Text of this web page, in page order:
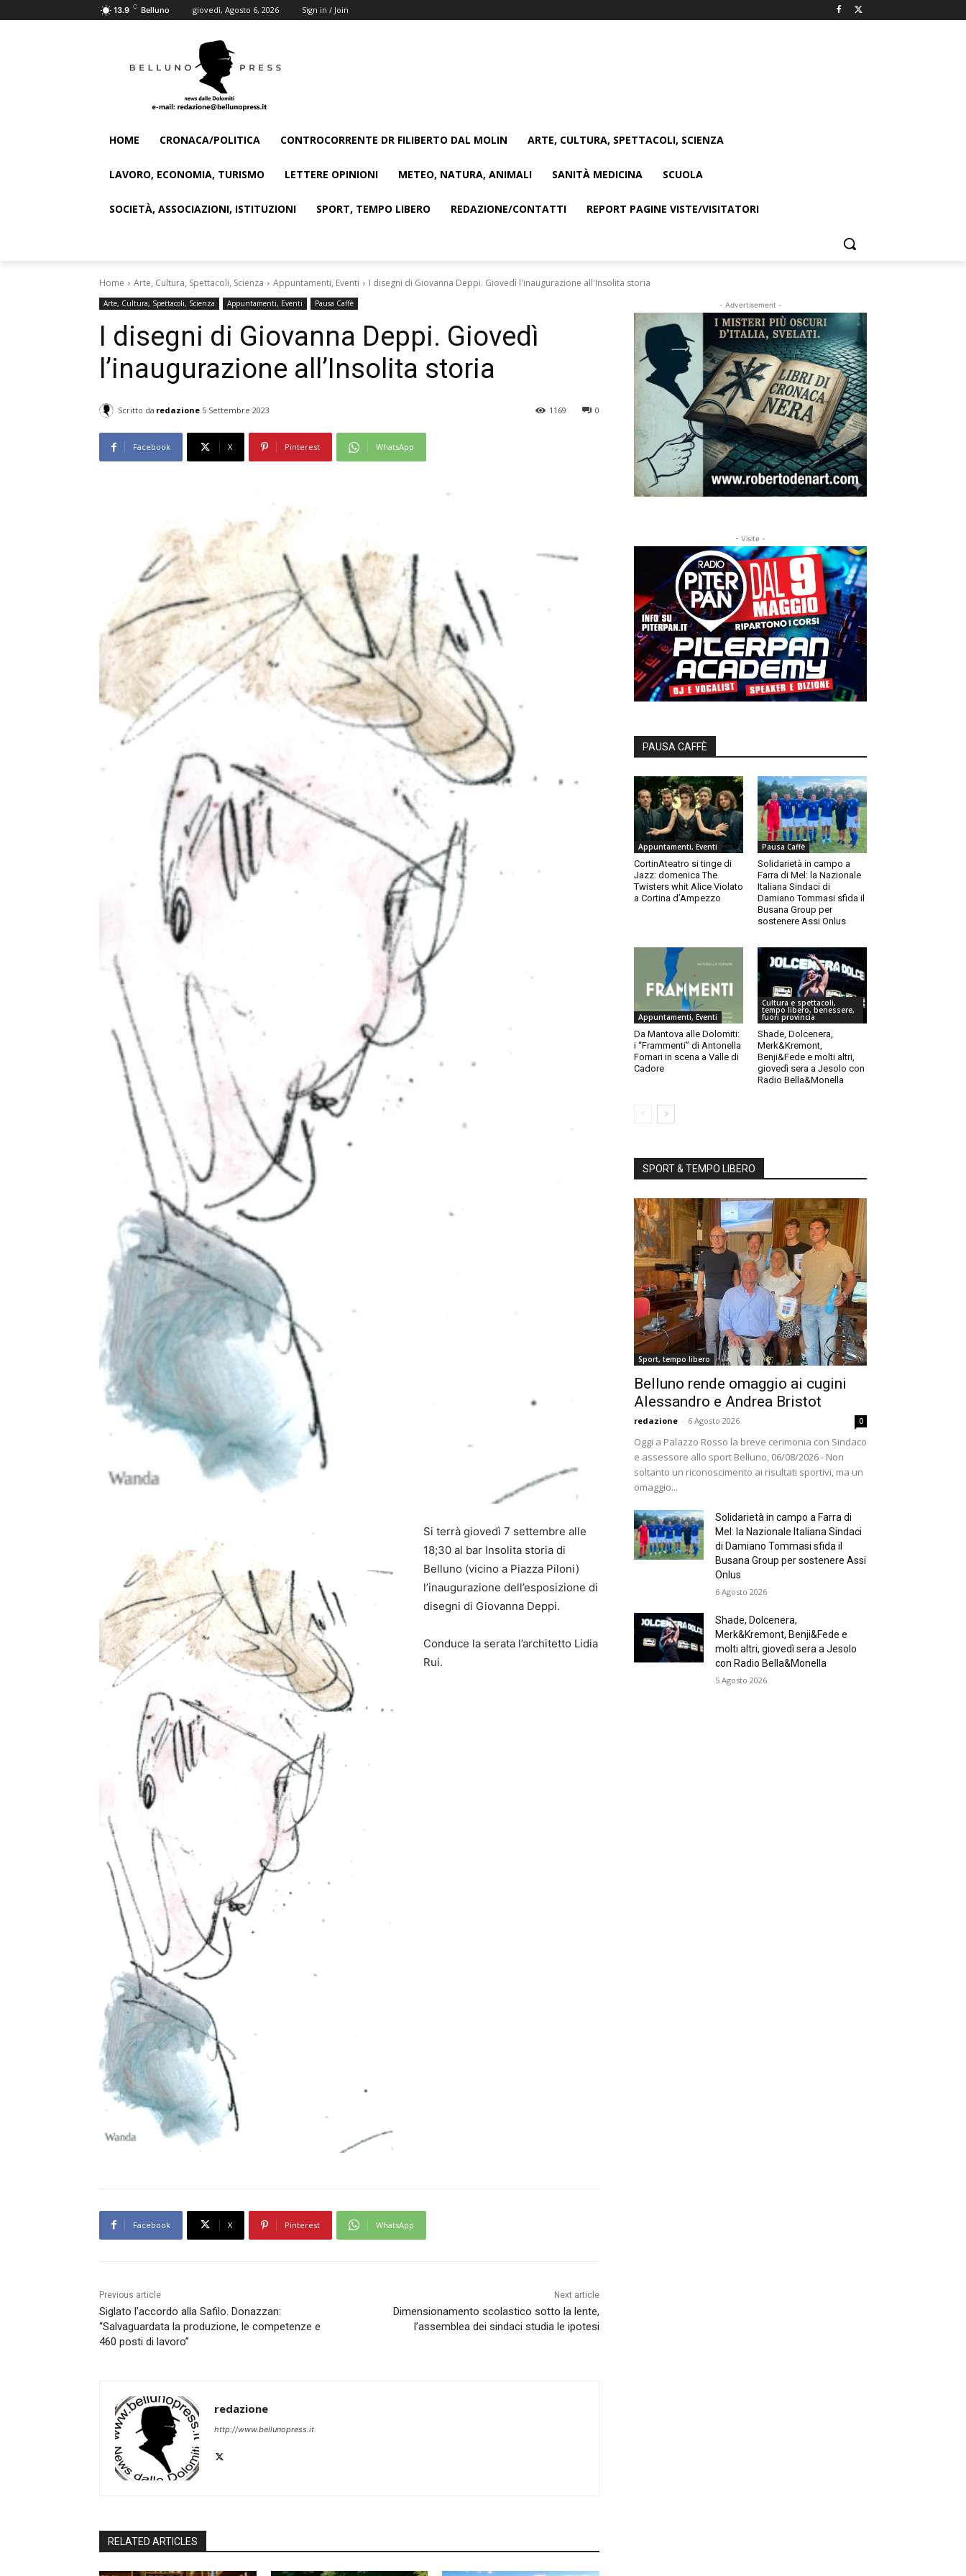
13.9 C Belluno giovedì, Agosto 6, 2026 Sign in / Join
HOME CRONACA/POLITICA CONTROCORRENTE DR FILIBERTO DAL MOLIN ARTE, CULTURA, SPETTACOLI, SCIENZA
LAVORO, ECONOMIA, TURISMO LETTERE OPINIONI METEO, NATURA, ANIMALI SANITÀ MEDICINA SCUOLA
SOCIETÀ, ASSOCIAZIONI, ISTITUZIONI SPORT, TEMPO LIBERO REDAZIONE/CONTATTI REPORT PAGINE VISTE/VISITATORI
Home Arte, Cultura, Spettacoli, Scienza Appuntamenti, Eventi I disegni di Giovanna Deppi. Giovedì l'inaugurazione all'Insolita storia
Arte, Cultura, Spettacoli, Scienza Appuntamenti, Eventi Pausa Caffè
I disegni di Giovanna Deppi. Giovedì
l’inaugurazione all’Insolita storia
Scritto da redazione 5 Settembre 2023 0
1169
Facebook X Pinterest WhatsApp
Si terrà giovedì 7 settembre alle
18;30 al bar Insolita storia di
Belluno (vicino a Piazza Piloni)
l’inaugurazione dell’esposizione di
disegni di Giovanna Deppi.
Conduce la serata l’architetto Lidia
Rui.
Facebook X Pinterest WhatsApp
Previous article
Siglato l’accordo alla Safilo. Donazzan:
“Salvaguardata la produzione, le competenze e
460 posti di lavoro”
Next article
Dimensionamento scolastico sotto la lente,
l’assemblea dei sindaci studia le ipotesi
redazione
http://www.bellunopress.it
RELATED ARTICLES
- Advertisement -
- Visite -
PAUSA CAFFÈ
Appuntamenti, Eventi
CortinAteatro si tinge di
Jazz: domenica The
Twisters whit Alice Violato
a Cortina d’Ampezzo
Pausa Caffè
Solidarietà in campo a
Farra di Mel: la Nazionale
Italiana Sindaci di
Damiano Tommasi sfida il
Busana Group per
sostenere Assi Onlus
Appuntamenti, Eventi
Da Mantova alle Dolomiti:
i “Frammenti” di Antonella
Fornari in scena a Valle di
Cadore
Cultura e spettacoli,
tempo libero, benessere,
fuori provincia
Shade, Dolcenera,
Merk&Kremont,
Benji&Fede e molti altri,
giovedì sera a Jesolo con
Radio Bella&Monella
SPORT & TEMPO LIBERO
Sport, tempo libero
Belluno rende omaggio ai cugini
Alessandro e Andrea Bristot
redazione - 6 Agosto 2026 0
Oggi a Palazzo Rosso la breve cerimonia con Sindaco
e assessore allo sport Belluno, 06/08/2026 - Non
soltanto un riconoscimento ai risultati sportivi, ma un
omaggio...
Solidarietà in campo a Farra di
Mel: la Nazionale Italiana Sindaci
di Damiano Tommasi sfida il
Busana Group per sostenere Assi
Onlus
6 Agosto 2026
Shade, Dolcenera,
Merk&Kremont, Benji&Fede e
molti altri, giovedì sera a Jesolo
con Radio Bella&Monella
5 Agosto 2026